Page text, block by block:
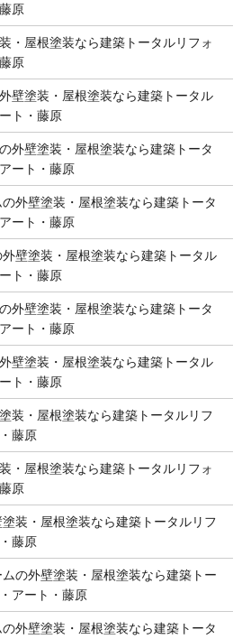
原
・屋根塗装なら建築トータルリフォ
原
壁塗装・屋根塗装なら建築トータル
ト・藤原
外壁塗装・屋根塗装なら建築トータ
ート・藤原
外壁塗装・屋根塗装なら建築トータ
ート・藤原
壁塗装・屋根塗装なら建築トータル
ト・藤原
外壁塗装・屋根塗装なら建築トータ
ート・藤原
壁塗装・屋根塗装なら建築トータル
ト・藤原
装・屋根塗装なら建築トータルリフ
藤原
・屋根塗装なら建築トータルリフォ
原
装・屋根塗装なら建築トータルリフ
藤原
の外壁塗装・屋根塗装なら建築トー
アート・藤原
外壁塗装・屋根塗装なら建築トータ